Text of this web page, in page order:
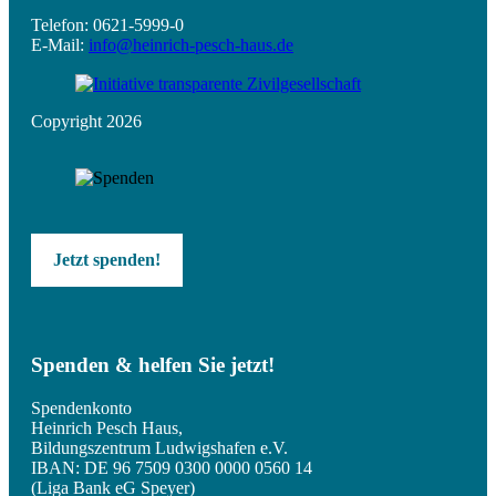
Telefon: 0621-5999-0
E-Mail: info@heinrich-pesch-haus.de
Copyright 2026
Jetzt spenden!
Spenden & helfen Sie jetzt!
Spendenkonto
Heinrich Pesch Haus,
Bildungszentrum Ludwigshafen e.V.
IBAN: DE 96 7509 0300 0000 0560 14
(Liga Bank eG Speyer)